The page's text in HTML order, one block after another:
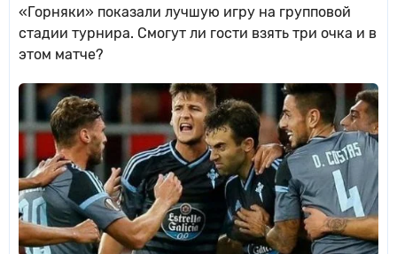
«Горняки» показали лучшую игру на групповой
стадии турнира. Смогут ли гости взять три очка и в
этом матче?